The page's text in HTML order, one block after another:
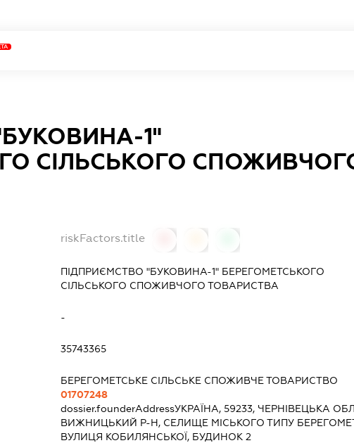
1"
СІЛЬСЬКОГО
riskFactors.title
ПІДПРИЄМСТВО "БУКОВИНА-1" БЕРЕГОМЕТСЬКОГО
СІЛЬСЬКОГО СПОЖИВЧОГО ТОВАРИСТВА
-
35743365
БЕРЕГОМЕТСЬКЕ СІЛЬСЬКЕ СПОЖИВЧЕ ТОВАРИСТВО
01707248
dossier.founderAddressУКРАЇНА, 59233, ЧЕРНІВЕЦЬКА
ВИЖНИЦЬКИЙ Р-Н, СЕЛИЩЕ МІСЬКОГО ТИПУ
ВУЛИЦЯ КОБИЛЯНСЬКОЇ, БУДИНОК 2